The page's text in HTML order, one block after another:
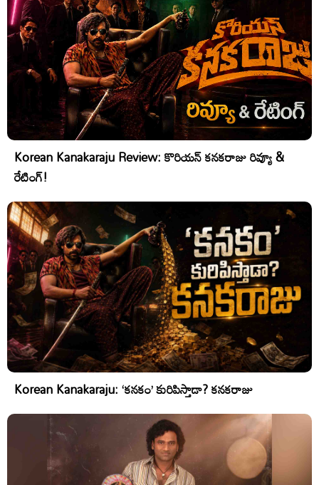
Korean Kanakaraju Review: కొరియన్ కనకరాజు రివ్యూ &
రేటింగ్!
Korean Kanakaraju: ‘కనకం’ కురిపిస్తాడా? కనకరాజు